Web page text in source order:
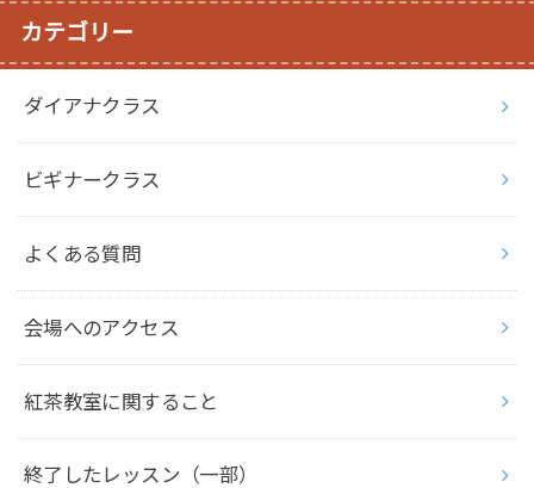
カテゴリー
ダイアナクラス
ビギナークラス
よくある質問
会場へのアクセス
紅茶教室に関すること
終了したレッスン（一部）